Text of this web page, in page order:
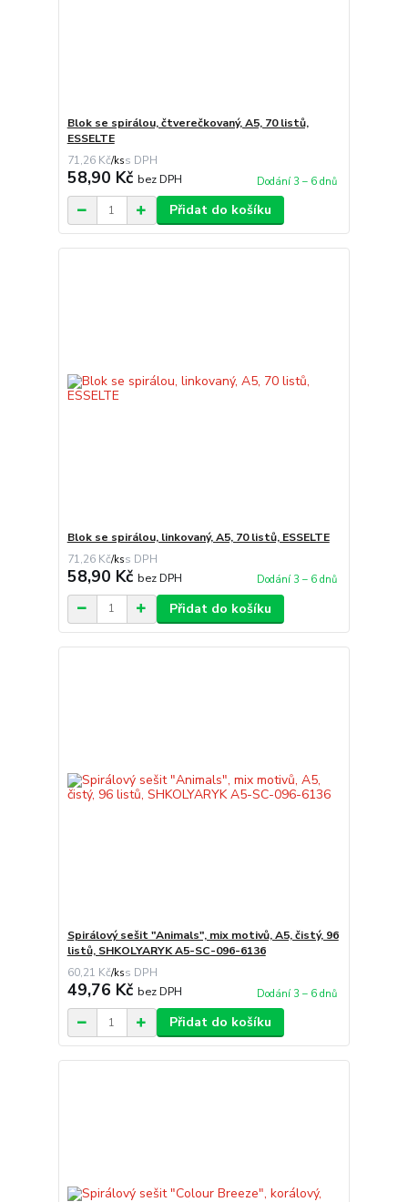
Blok se spirálou, čtverečkovaný, A5, 70 listů,
ESSELTE
71,26 Kč/ks
58,90 Kč bez DPH Dodání 3 – 6 dnů
Přidat do košíku
Blok se spirálou, linkovaný, A5, 70 listů, ESSELTE
71,26 Kč/ks
58,90 Kč bez DPH Dodání 3 – 6 dnů
Přidat do košíku
Spirálový sešit "Animals", mix motivů, A5, čistý, 96
listů, SHKOLYARYK A5-SC-096-6136
60,21 Kč/ks
49,76 Kč bez DPH Dodání 3 – 6 dnů
Přidat do košíku